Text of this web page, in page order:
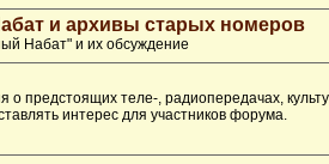
и архивы старых номеров
Набат" и их обсуждение
предстоящих теле-, радиопередачах,
интерес для участников форума.